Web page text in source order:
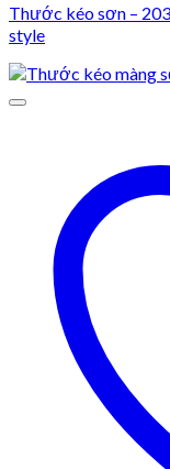
Thước kéo sơn –
style